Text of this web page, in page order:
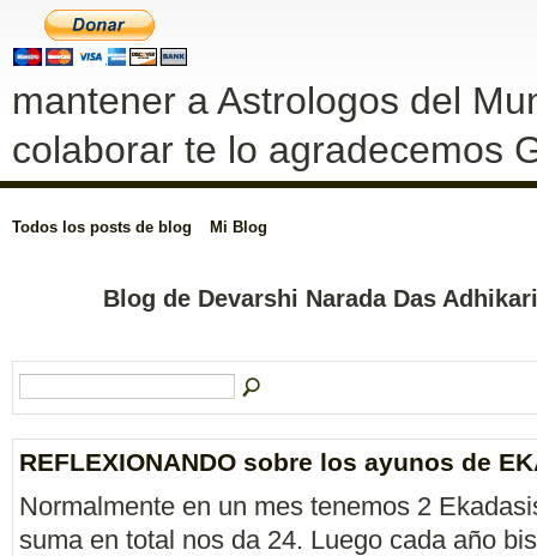
mantener a Astrologos del
colaborar te lo agradecemos
Todos los posts de blog Mi Blog
Blog de Devarshi Narada Das
REFLEXIONANDO sobre los ayunos de
Normalmente en un mes tenemos 2
suma en total nos da 24. Luego cada año